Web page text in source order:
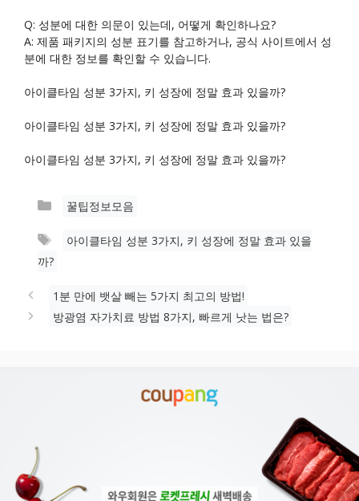
Q: 성분에 대한 의문이 있는데, 어떻게 확인하나요?
A: 제품 패키지의 성분 표기를 참고하거나, 공식 사이트에서 성
분에 대한 정보를 확인할 수 있습니다.
아이클타임 성분 3가지, 키 성장에 정말 효과 있을까?
아이클타임 성분 3가지, 키 성장에 정말 효과 있을까?
아이클타임 성분 3가지, 키 성장에 정말 효과 있을까?
카
고
꿀팁정보모음
태
아이클타임 성분 3가지, 키 성장에 정말 효과 있을
까?
1분 만에 뱃살 빼는 5가지 최고의 방법!
방광염 자가치료 방법 8가지, 빠르게 낫는 법은?